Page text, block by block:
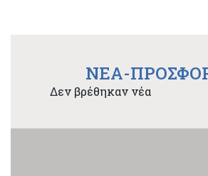
NEA-
Δεν βρέθηκαν νέα